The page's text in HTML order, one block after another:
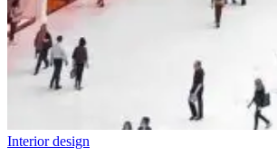
Interior design